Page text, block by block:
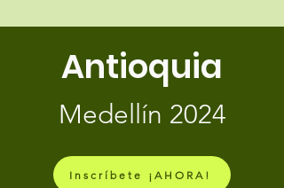
Antioquia
Medellín 2024
Inscríbete ¡AHORA!